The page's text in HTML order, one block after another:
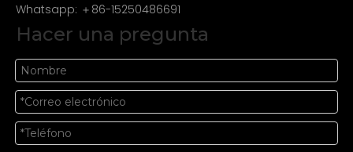
Whatsapp: ＋86-15250486691
Hacer una pregunta